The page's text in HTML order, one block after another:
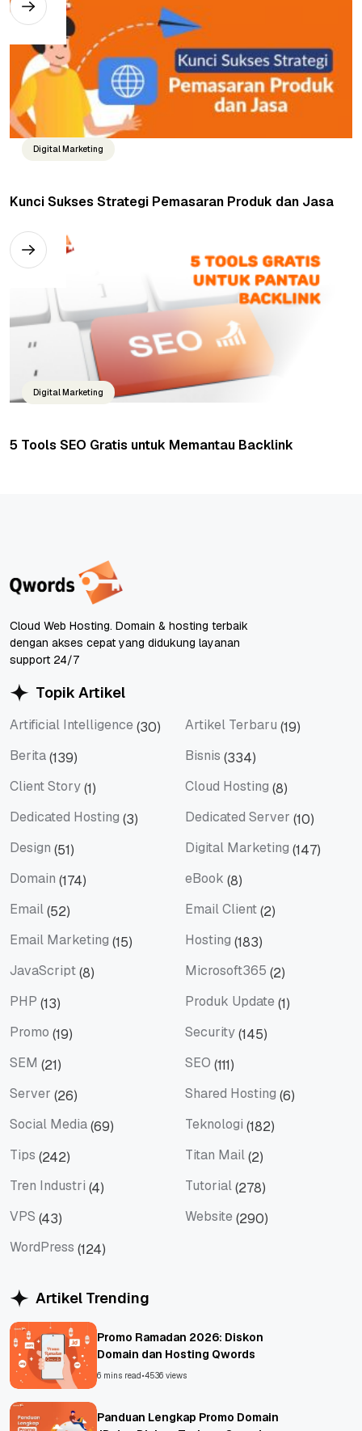
Digital Marketing
Kunci Sukses Strategi Pemasaran Produk dan Jasa
Digital Marketing
5 Tools SEO Gratis untuk Memantau Backlink
Cloud Web Hosting. Domain & hosting terbaik
dengan akses cepat yang didukung layanan
support 24/7
Topik Artikel
Artificial Intelligence (30) Artikel Terbaru (19)
Berita(139) Bisnis (334)
Client Story(1) Cloud Hosting (8)
Dedicated Hosting (3) Dedicated Server (10)
Design (51) Digital Marketing (147)
Domain (174) eBook (8)
Email(52) Email Client(2)
Email Marketing (15) Hosting (183)
JavaScript(8) Microsoft365 (2)
PHP (13) Produk Update (1)
Promo (19) Security(145)
SEM (21) SEO (111)
Server (26) Shared Hosting (6)
Social Media(69) Teknologi (182)
Tips (242) Titan Mail(2)
Tren Industri (4) Tutorial(278)
VPS (43) Website (290)
WordPress (124)
Artikel Trending
Promo Ramadan 2026: Diskon
Domain dan Hosting Qwords
6 mins read •4536 views
Panduan Lengkap Promo Domain